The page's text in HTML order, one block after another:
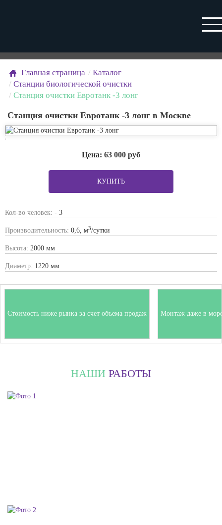
Главная страница
Каталог
Станции биологической очистки
Станция очистки Евротанк -3 лонг
Станция очистки Евротанк -3 лонг в Москве
Цена: 63 000 руб
КУПИТЬ
Кол-во человек: - 3
Производительность: 0,6, м3/сутки
Высота: 2000 мм
Диаметр: 1220 мм
Стоимость ниже рынка за счет объема продаж Монтаж даже в
НАШИ РАБОТЫ